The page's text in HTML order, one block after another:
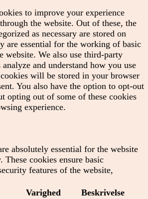
to improve your experience
the website. Out of these, the
as necessary are stored on
are essential for the working of basic
website. We also use third-party
and understand how you use
will be stored in your browser
You also have the option to opt-out
opting out of some of these cookies
experience.
absolutely essential for the website
cookies ensure basic
features of the website,
Varighed Beskrivelse